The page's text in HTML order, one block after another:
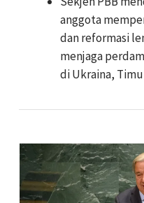
anggota
dan reformasi
menjaga
di Ukraina,